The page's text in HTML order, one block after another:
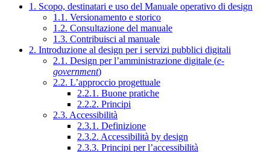
1. Scopo, destinatari e uso del Manuale operativo di design
1.1. Versionamento e storico
1.2. Consultazione del manuale
1.3. Contribuisci al manuale
2. Introduzione al design per i servizi pubblici digitali
2.1. Design per l’amministrazione digitale (e-
government)
2.2. L’approccio progettuale
2.2.1. Buone pratiche
2.2.2. Principi
2.3. Accessibilità
2.3.1. Definizione
2.3.2. Accessibilità by design
2.3.3. Principi per l’accessibilità